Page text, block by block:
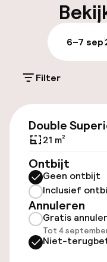
Parkeren &
Openbaar
Toegankelijkheid
Overal
Lift
Voor
Kamers
6–7 sep
Filter
Double
21 m²
Ontbijt
Geen ontbijt
Inclusief
Annuleren
Gratis
Tot 4
Niet-